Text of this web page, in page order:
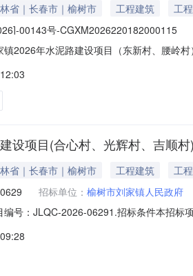
省｜长春市｜榆树市 工程建筑
工程
00143号-CGXM2026220182000115
镇2026年水泥路建设项目（东新村、腰岭
最高限价（元）：1997205采购需
设项目(合心村、光辉村、吉顺
省｜长春市｜榆树市 工程建筑
工程
招标单位： 榆树市刘家镇人民政府
编号：JLQC-2026-06291.招标条件本招标
年道路建设项目（合心村、光辉村、吉